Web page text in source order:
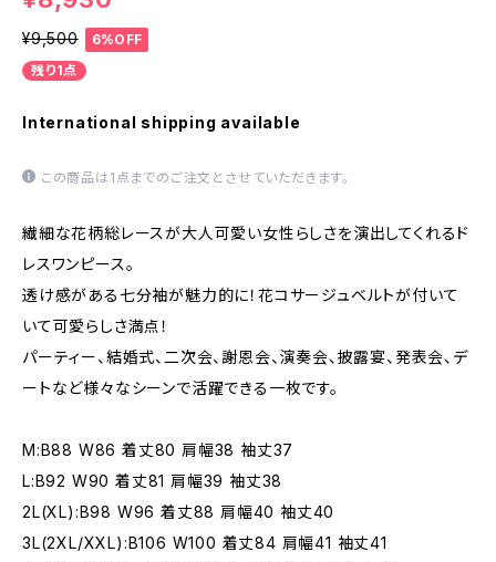
¥9,500
6%OFF
残り1点
International shipping available
この商品は1点までのご注文とさせていただきます。
繊細な花柄総レースが大人可愛い女性らしさを演出してくれるド
レスワンピース。
透け感がある七分袖が魅力的に！花コサージュベルトが付いて
いて可愛らしさ満点！
パーティー、結婚式、二次会、謝恩会、演奏会、披露宴、発表会、デ
ートなど様々なシーンで活躍できる一枚です。
M:B88 W86 着丈80 肩幅38 袖丈37
L:B92 W90 着丈81 肩幅39 袖丈38
2L(XL):B98 W96 着丈88 肩幅40 袖丈40
3L(2XL/XXL):B106 W100 着丈84 肩幅41 袖丈41